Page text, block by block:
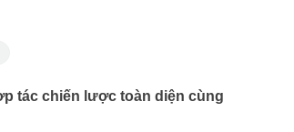
tác chiến lược toàn diện cùng